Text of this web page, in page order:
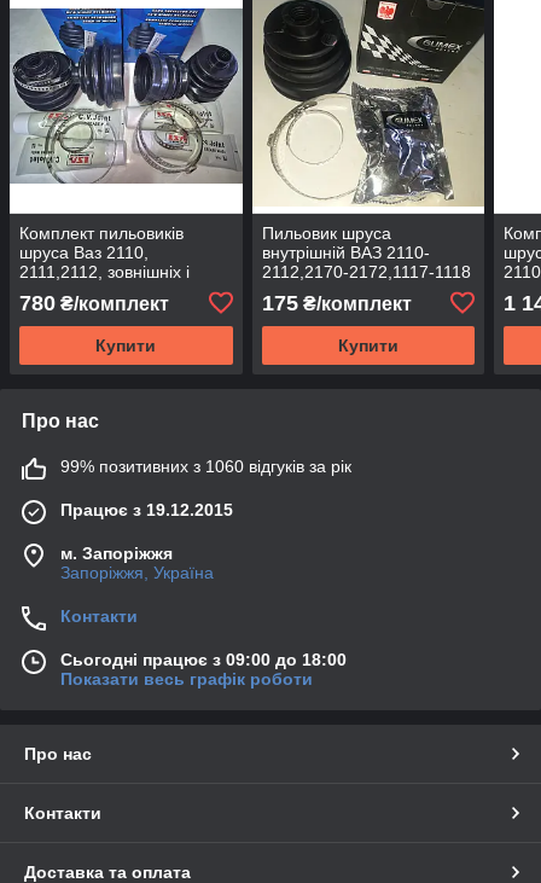
Комплект пильовиків
шруса Ваз 2110,
2111,2112, зовнішніх і
780 ₴/комплект
Купити
Пильовик шруса
внутрішній ВАЗ 2110-
2112,2170-2172,1117-1118
175₴/комплект
Купити
1
Про нас
99% позитивних з 1060 відгуків за рік
Працює з 19.12.2015
м. Запоріжжя
Запоріжжя, Україна
Контакти
Сьогодні працює з 09:00 до 18:00
Показати весь графік роботи
Про нас
Контакти
Доставка та оплата